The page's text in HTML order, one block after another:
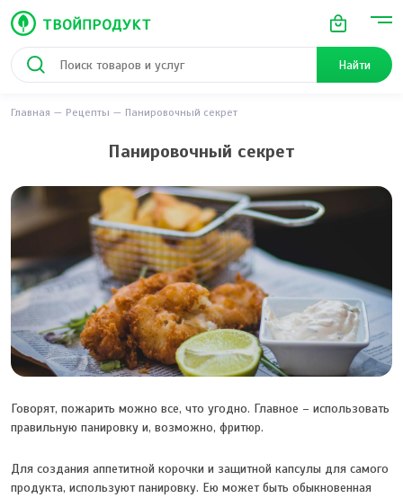
Найти
Главная Рецепты Панировочный секрет
Панировочный секрет
Говорят, пожарить можно все, что угодно. Главное – использовать
правильную панировку и, возможно, фритюр.
Для создания аппетитной корочки и защитной капсулы для самого
продукта, используют панировку. Ею может быть обыкновенная